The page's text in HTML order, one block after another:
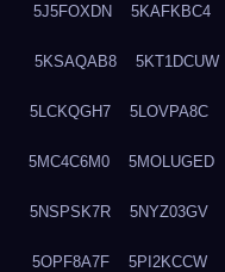
5J5FOXDN 5KAFKBC4
5KSAQAB8 5KT1DCUW
5LCKQGH7 5LOVPA8C
5MC4C6M0 5MOLUGED
5NSPSK7R 5NYZ03GV
5OPF8A7F 5PI2KCCW